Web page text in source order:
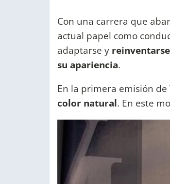
Con una carrera que
actual papel como
adaptarse y
su apariencia.
En la primera emisión
color natural. En este